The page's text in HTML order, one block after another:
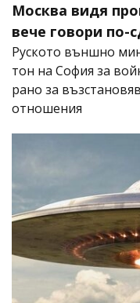
Москва видя
вече говори по-
Руското външно
тон на София за
рано за
отношения